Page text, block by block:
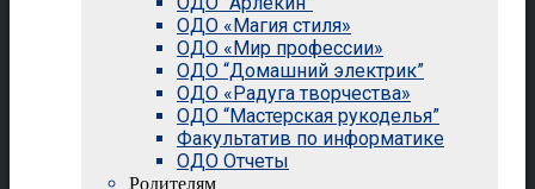
ОДО «Магия стиля»
ОДО «Мир профессии»
ОДО “Домашний электрик”
ОДО «Радуга творчества»
ОДО “Мастерская рукоделья”
Факультатив по информатике
ОДО Отчеты
Родителям